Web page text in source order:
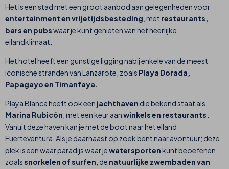
Het is een stad met een groot aanbod aan gelegenheden voor
entertainment en vrijetijdsbesteding , met restaurants,
bars en pubswaar je kunt genieten van het heerlijke
eilandklimaat.
Het hotel heeft een gunstige ligging nabij enkele van de meest
iconische stranden van Lanzarote, zoals Playa Dorada,
Papagayo en Timanfaya.
Playa Blanca heeft ook een jachthaven die bekend staat als
Marina Rubicón , met een keur aanwinkels en restaurants.
Vanuit deze haven kan je met de boot naar het eiland
Fuerteventura. Als je daarnaast op zoek bent naar avontuur; deze
plek is een waar paradijs waar jewatersportenkunt beoefenen,
zoals snorkelen of surfen , de natuurlijke zwembaden van